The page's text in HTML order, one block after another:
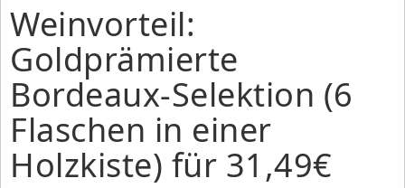
Weinvorteil:
Goldprämierte
Bordeaux-Selektion (6
Flaschen in einer
Holzkiste) für 31,49€